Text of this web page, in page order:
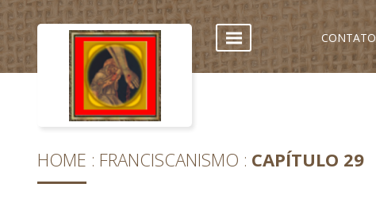
CONTATO
HOME FRANCISCANISMO CAPÍTULO 29